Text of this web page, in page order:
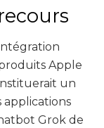
Apple
un
applications
Grok de